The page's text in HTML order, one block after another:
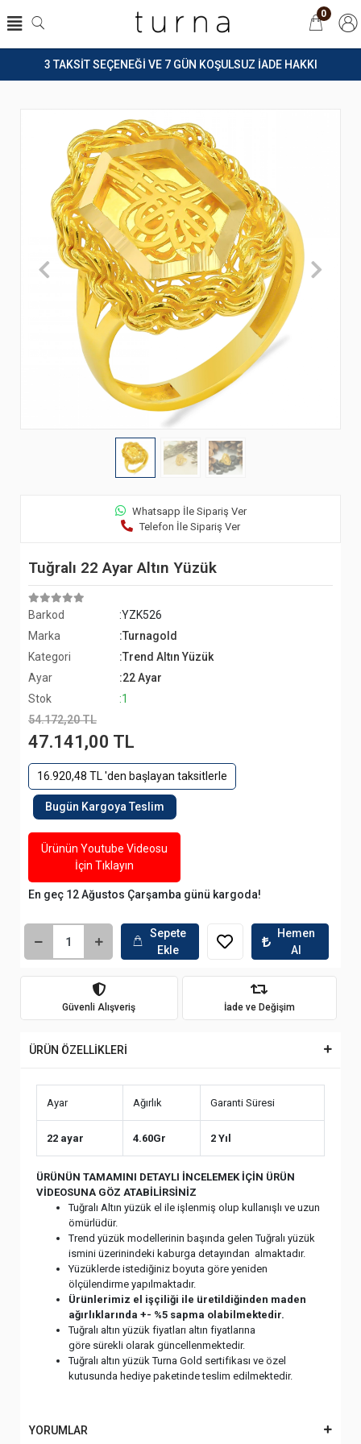
3 TAKSİT SEÇENEĞİ VE 7 GÜN KOŞULSUZ İADE HAKKI
0
Whatsapp İle Sipariş Ver
Telefon İle Sipariş Ver
Tuğralı 22 Ayar Altın Yüzük
Barkod
:YZK526
Marka
:Turnagold
Kategori
:Trend Altın Yüzük
Ayar
:22 Ayar
Stok
:1
54.172,20 TL
47.141,00 TL
16.920,48 TL 'den başlayan taksitlerle
Bugün Kargoya Teslim
Ürünün Youtube Videosu
İçin Tıklayın
En geç 12 Ağustos Çarşamba günü kargoda!
Sepete
Ekle
Hemen
Al
Güvenli Alışveriş İade ve Değişim
ÜRÜN ÖZELLİKLERİ
Ayar Ağırlık Garanti Süresi
22 ayar 4.60Gr 2 Yıl
ÜRÜNÜN TAMAMINI DETAYLI İNCELEMEK İÇİN ÜRÜN
VİDEOSUNA GÖZ ATABİLİRSİNİZ
Tuğralı Altın yüzük el ile işlenmiş olup kullanışlı ve uzun
ömürlüdür.
Trend yüzük modellerinin başında gelen Tuğralı yüzük
ismini üzerinindeki kaburga detayından almaktadır.
Yüzüklerde istediğiniz boyuta göre yeniden
ölçülendirme yapılmaktadır.
Ürünlerimiz el işçiliği ile üretildiğinden maden
ağırlıklarında +- %5 sapma olabilmektedir.
Tuğralı altın yüzük fiyatları altın fiyatlarına
göre sürekli olarak güncellenmektedir.
Tuğralı altın yüzük Turna Gold sertifikası ve özel
kutusunda hediye paketinde teslim edilmektedir.
YORUMLAR